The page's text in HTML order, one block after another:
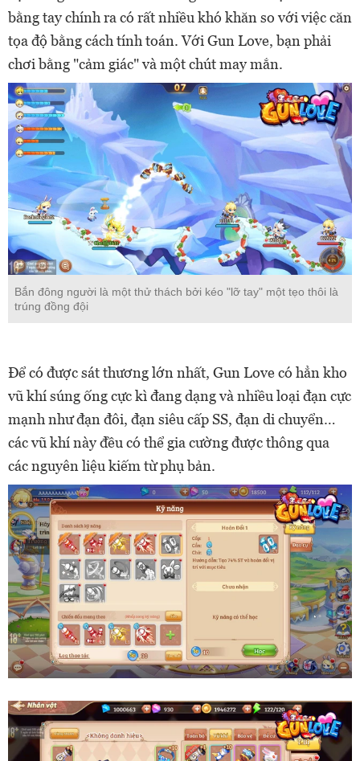
bằng tay chính ra có rất nhiều khó khăn so với việc căn
tọa độ bằng cách tính toán. Với Gun Love, bạn phải
chơi bằng "cảm giác" và một chút may mắn.
Bắn đông người là một thử thách bởi kéo "lỡ tay" một tẹo thôi là
trúng đồng đội
Để có được sát thương lớn nhất, Gun Love có hẳn kho
vũ khí súng ống cực kì đang dạng và nhiều loại đạn cực
mạnh như đạn đôi, đạn siêu cấp SS, đạn di chuyển…
các vũ khí này đều có thể gia cường được thông qua
các nguyên liệu kiếm từ phụ bản.